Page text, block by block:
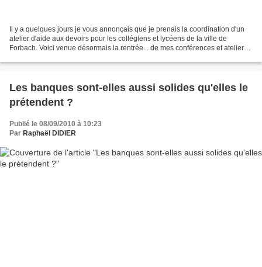
Il y a quelques jours je vous annonçais que je prenais la coordination d'un
atelier d'aide aux devoirs pour les collégiens et lycéens de la ville de
Forbach. Voici venue désormais la rentrée... de mes conférences et ateliers
Les banques sont-elles aussi solides qu'elles le
prétendent ?
Publié le 08/09/2010 à 10:23
Par Raphaël DIDIER